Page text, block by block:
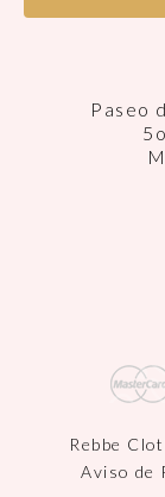
Paseo
Rebbe
Aviso de